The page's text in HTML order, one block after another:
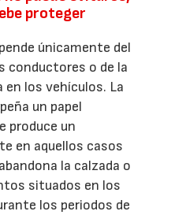
proteger
únicamente del
conductores o de la
los vehículos. La
un papel
produce un
en aquellos casos
la calzada o
situados en los
los periodos de